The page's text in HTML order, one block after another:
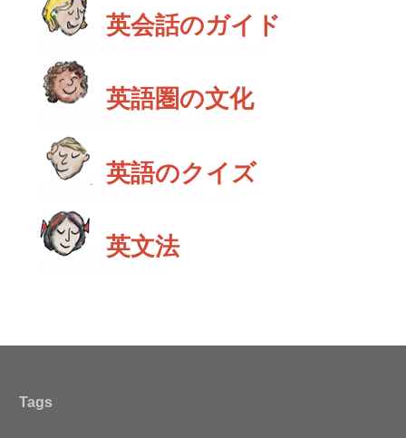
英会話のガイド
英語圏の文化
英語のクイズ
英文法
Tags